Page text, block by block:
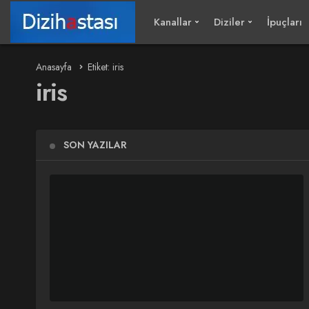
Kanallar Diziler İpuçları
Anasayfa Etiket: iris
iris
SON YAZILAR